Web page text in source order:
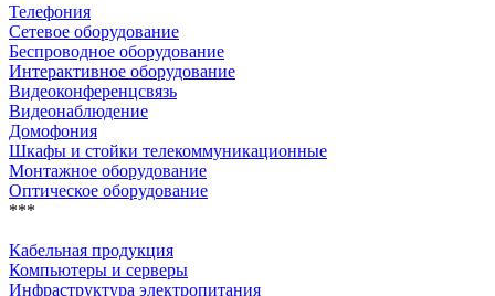
Телефония
Сетевое оборудование
Беспроводное оборудование
Интерактивное оборудование
Видеоконференцсвязь
Видеонаблюдение
Домофония
Шкафы и стойки телекоммуникационные
Монтажное оборудование
Оптическое оборудование
***
Кабельная продукция
Компьютеры и серверы
Инфраструктура электропитания